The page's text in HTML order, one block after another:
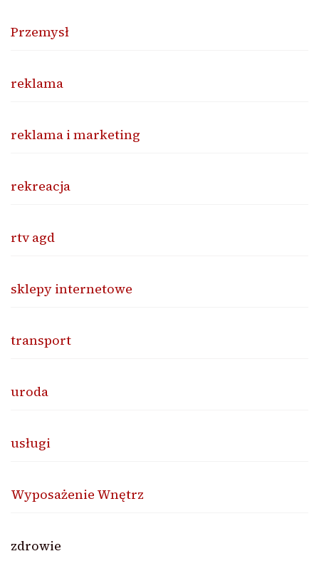
Przemysł
reklama
reklama i marketing
rekreacja
rtv agd
sklepy internetowe
transport
uroda
usługi
Wyposażenie Wnętrz
zdrowie